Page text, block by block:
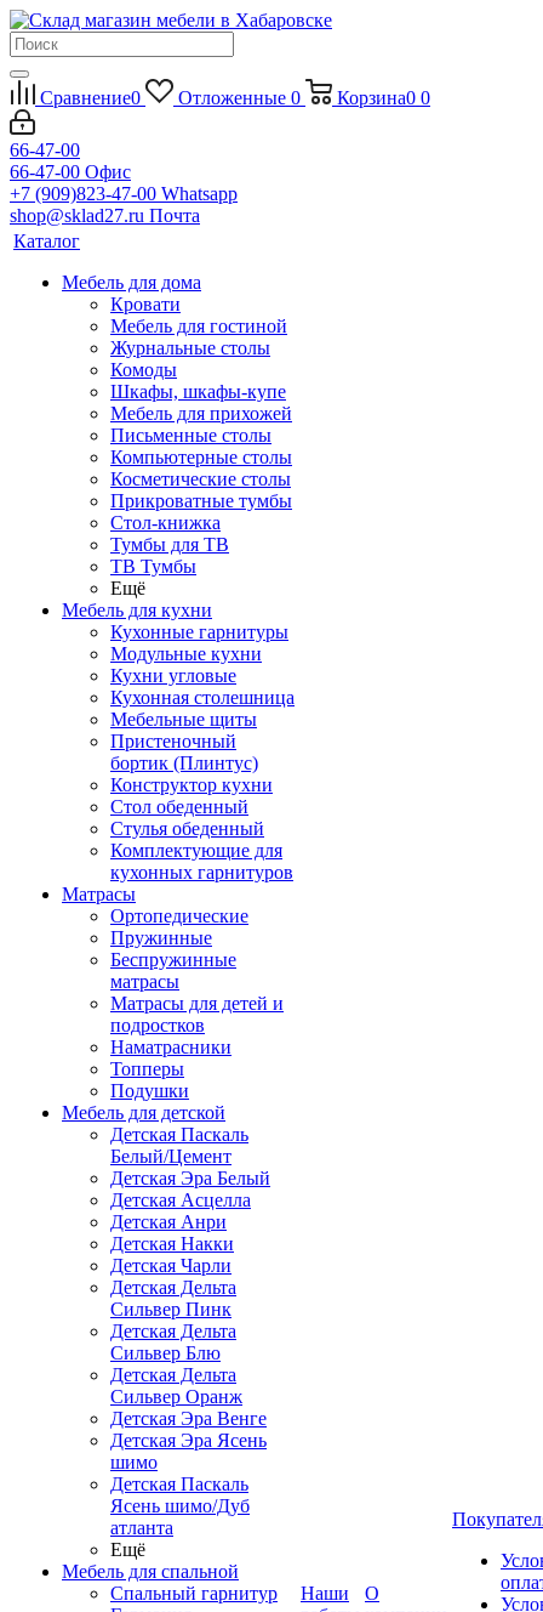
Сравнение0 Отложенные 0 Корзина0 0
66-47-00
66-47-00 Офис
+7 (909)823-47-00 Whatsapp
shop@sklad27.ru Почта
Каталог
Мебель для дома
Кровати
Мебель для гостиной
Журнальные столы
Комоды
Шкафы, шкафы-купе
Мебель для прихожей
Письменные столы
Компьютерные столы
Косметические столы
Прикроватные тумбы
Стол-книжка
Тумбы для ТВ
ТВ Тумбы
Ещё
Мебель для кухни
Кухонные гарнитуры
Модульные кухни
Кухни угловые
Кухонная столешница
Мебельные щиты
Пристеночный
бортик (Плинтус)
Конструктор кухни
Стол обеденный
Стулья обеденный
Комплектующие для
кухонных гарнитуров
Матраcы
Ортопедические
Пружинные
Беспружинные
матрасы
Матрасы для детей и
подростков
Наматрасники
Топперы
Подушки
Мебель для детской
Детская Паскаль
Белый/Цемент
Детская Эра Белый
Детская Асцелла
Детская Анри
Детская Накки
Детская Чарли
Детская Дельта
Сильвер Пинк
Детская Дельта
Сильвер Блю
Детская Дельта
Сильвер Оранж
Детская Эра Венге
Детская Эра Ясень
шимо
Детская Паскаль
Ясень шимо/Дуб
атланта
Ещё
Мебель для спальной
Спальный гарнитур
Наши
О